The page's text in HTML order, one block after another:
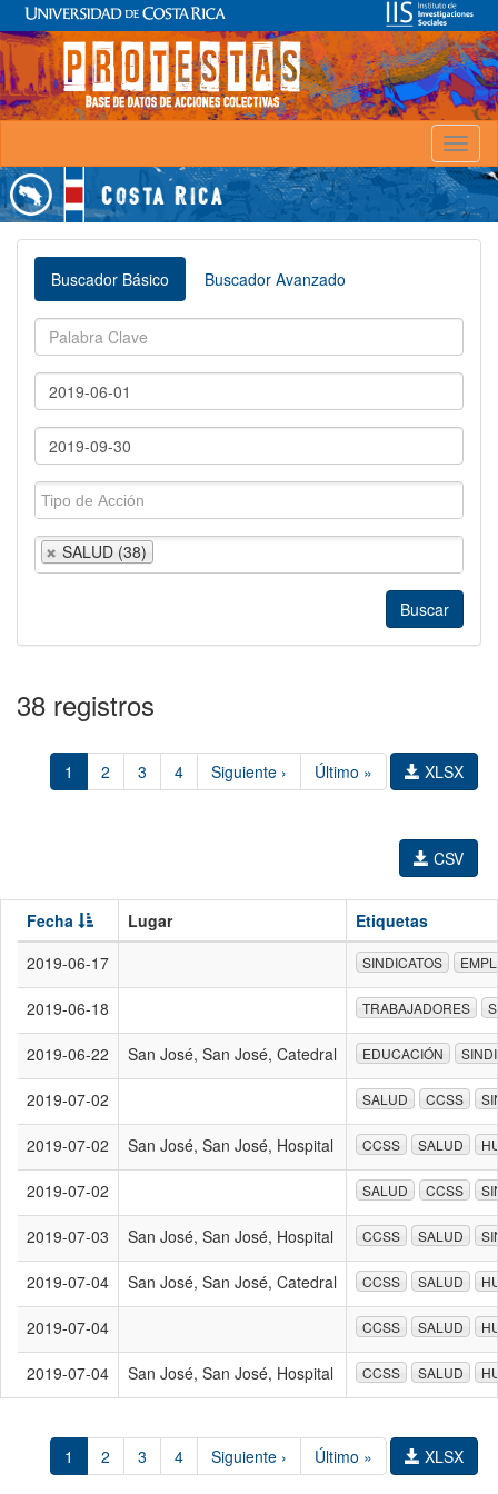
Buscador Básico Buscador Avanzado
SALUD (38)
38 registros
1 2 3 4 Siguiente › Último » XLSX
CSV
Fecha Lugar
Etiquetas
2019-06-17
SINDICATOS
2019-06-18 TRABAJADORES
2019-06-22 San José, San José, Catedral EDUCACIÓN
2019-07-02 SALUD CCSS
2019-07-02 San José, San José, Hospital CCSS SALUD
2019-07-02 SALUD CCSS
2019-07-03 San José, San José, Hospital CCSS SALUD
2019-07-04 San José, San José, Catedral CCSS SALUD
2019-07-04 CCSS SALUD
2019-07-04 San José, San José, Hospital CCSS SALUD
1 2 3 4 Siguiente › Último » XLSX